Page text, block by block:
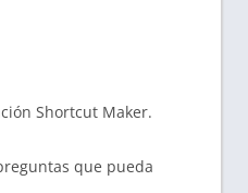
Shortcut Maker.
que pueda